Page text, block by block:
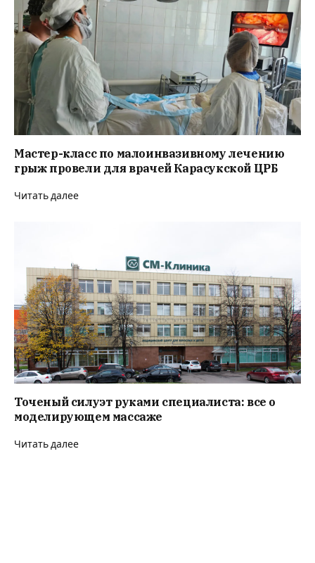
Мастер-класс по малоинвазивному лечению
грыж провели для врачей Карасукской ЦРБ
Читать далее
Точеный силуэт руками специалиста: все о
моделирующем массаже
Читать далее